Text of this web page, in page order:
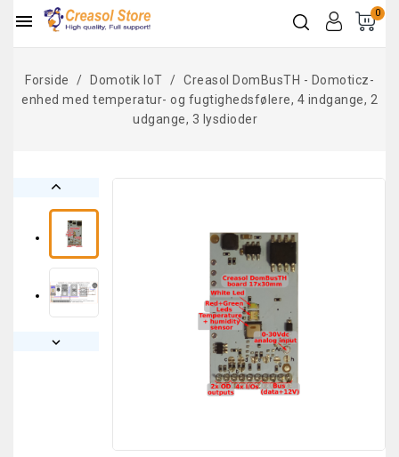
0

Forside Domotik IoT
Creasol DomBusTH - Domoticz-
enhed med temperatur- og fugtighedsfølere, 4 indgange, 2
udgange, 3 lysdioder

